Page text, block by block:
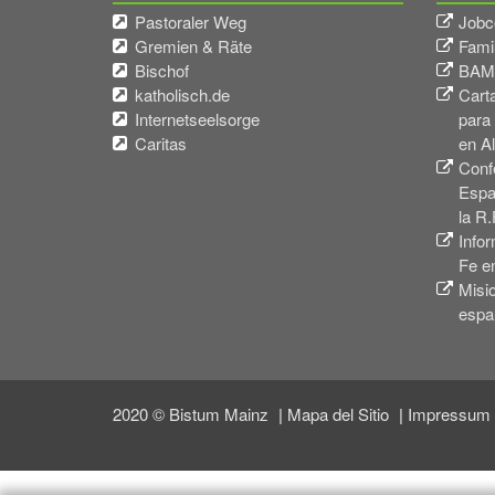
Pastoraler Weg
Gremien & Räte
Bischof
katholisch.de
Internetseelsorge
Caritas
en
la
Fe
2020 © Bistum Mainz Mapa del Sitio Impressum